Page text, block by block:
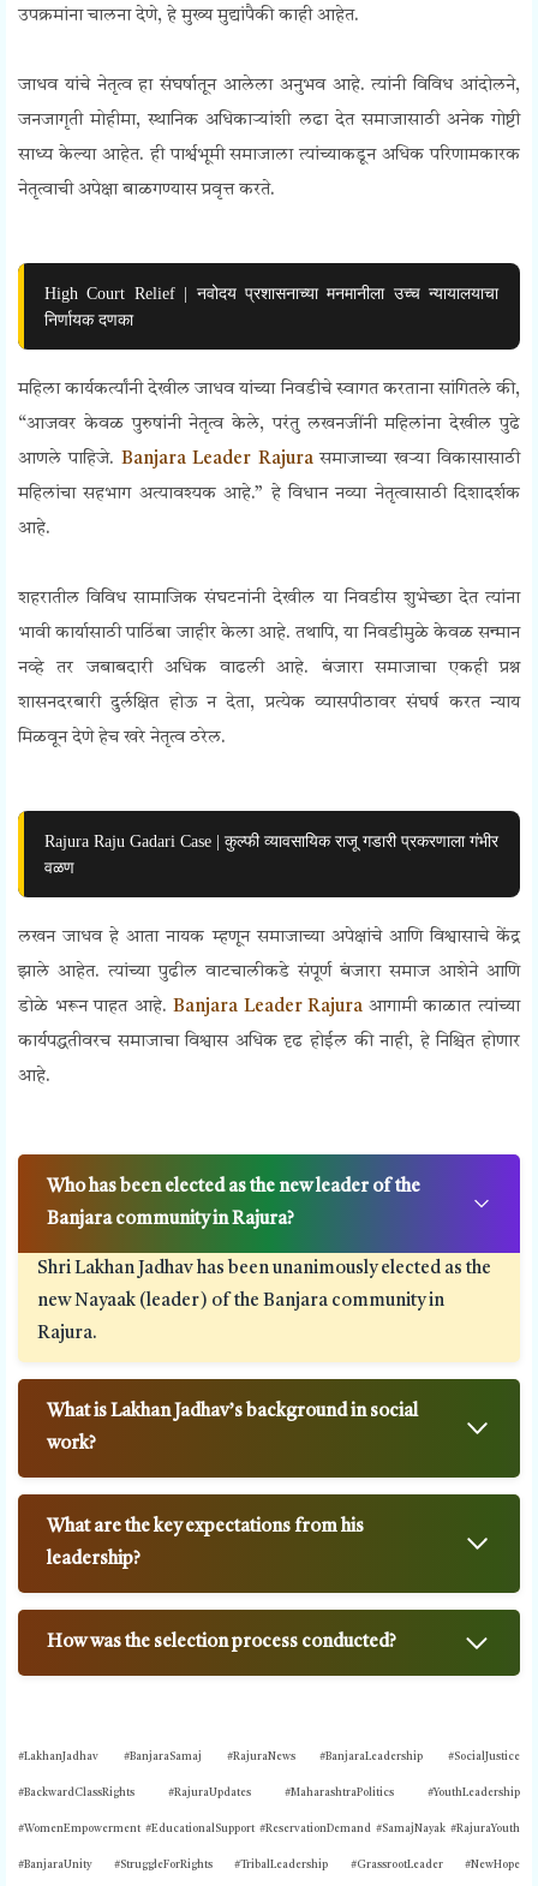
उपक्रमांना चालना देणे, हे मुख्य मुद्यांपैकी काही आहेत.
जाधव यांचे नेतृत्व हा संघर्षातून आलेला अनुभव आहे. त्यांनी विविध आंदोलने,
जनजागृती मोहीमा, स्थानिक अधिकाऱ्यांशी लढा देत समाजासाठी अनेक गोष्टी
साध्य केल्या आहेत. ही पार्श्वभूमी समाजाला त्यांच्याकडून अधिक परिणामकारक
नेतृत्वाची अपेक्षा बाळगण्यास प्रवृत्त करते.
High Court Relief | नवोदय प्रशासनाच्या मनमानीला उच्च न्यायालयाचा
निर्णायक दणका
महिला कार्यकर्त्यांनी देखील जाधव यांच्या निवडीचे स्वागत करताना सांगितले की,
“आजवर केवळ पुरुषांनी नेतृत्व केले, परंतु लखनजींनी महिलांना देखील पुढे
आणले पाहिजे.Banjara Leader Rajuraसमाजाच्या खऱ्या विकासासाठी
महिलांचा सहभाग अत्यावश्यक आहे.” हे विधान नव्या नेतृत्वासाठी दिशादर्शक
आहे.
शहरातील विविध सामाजिक संघटनांनी देखील या निवडीस शुभेच्छा देत त्यांना
भावी कार्यासाठी पाठिंबा जाहीर केला आहे. तथापि, या निवडीमुळे केवळ सन्मान
नव्हे तर जबाबदारी अधिक वाढली आहे. बंजारा समाजाचा एकही प्रश्न
शासनदरबारी दुर्लक्षित होऊ न देता, प्रत्येक व्यासपीठावर संघर्ष करत न्याय
मिळवून देणे हेच खरे नेतृत्व ठरेल.
Rajura Raju Gadari Case | कुल्फी व्यावसायिक राजू गडारी प्रकरणाला गंभीर
वळण
लखन जाधव हे आता नायक म्हणून समाजाच्या अपेक्षांचे आणि विश्वासाचे केंद्र
झाले आहेत. त्यांच्या पुढील वाटचालीकडे संपूर्ण बंजारा समाज आशेने आणि
डोळे भरून पाहत आहे.Banjara Leader Rajura आगामी काळात त्यांच्या
कार्यपद्धतीवरच समाजाचा विश्वास अधिक दृढ होईल की नाही, हे निश्चित होणार
आहे.
Who has been elected as the new leader of the
Banjara community in Rajura?
Shri Lakhan Jadhav has been unanimously elected as the
new Nayaak (leader) of the Banjara community in
Rajura.
What is Lakhan Jadhav’s background in social
work?
What are the key expectations from his
leadership?
How was the selection process conducted?
#LakhanJadhav #BanjaraSamaj #RajuraNews #BanjaraLeadership #SocialJustice
#BackwardClassRights #RajuraUpdates #MaharashtraPolitics #YouthLeadership
#WomenEmpowerment #EducationalSupport #ReservationDemand #SamajNayak #RajuraYouth
#BanjaraUnity #StruggleForRights #TribalLeadership #GrassrootLeader #NewHope